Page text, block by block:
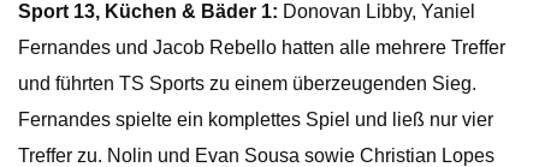
Sport 13, Küchen & Bäder 1: Donovan Libby, Yaniel
Fernandes und Jacob Rebello hatten alle mehrere Treffer
und führten TS Sports zu einem überzeugenden Sieg.
Fernandes spielte ein komplettes Spiel und ließ nur vier
Treffer zu. Nolin und Evan Sousa sowie Christian Lopes